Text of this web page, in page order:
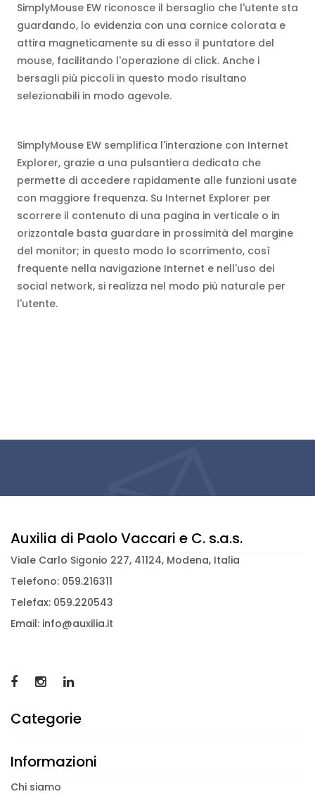
SimplyMouse EW riconosce il bersaglio che l'utente sta
guardando, lo evidenzia con una cornice colorata e
attira magneticamente su di esso il puntatore del
mouse, facilitando l'operazione di click. Anche i
bersagli più piccoli in questo modo risultano
selezionabili in modo agevole.
SimplyMouse EW semplifica l'interazione con Internet
Explorer, grazie a una pulsantiera dedicata che
permette di accedere rapidamente alle funzioni usate
con maggiore frequenza. Su Internet Explorer per
scorrere il contenuto di una pagina in verticale o in
orizzontale basta guardare in prossimità del margine
del monitor; in questo modo lo scorrimento, così
frequente nella navigazione Internet e nell'uso dei
social network, si realizza nel modo più naturale per
l'utente.
Auxilia di Paolo Vaccari e C. s.a.s.
Viale Carlo Sigonio 227, 41124, Modena, Italia
Telefono: 059.216311
Telefax: 059.220543
Email: info@auxilia.it
Categorie
Informazioni
Chi siamo